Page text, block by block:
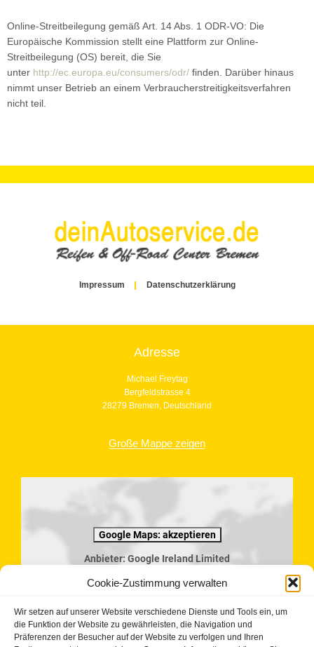
Cookie-Zustimmung verwalten
Wir setzen auf unserer Website verschiedene Dienste und Tools ein, um
die Funktion der Website zu gewährleisten, die Navigation und
Präferenzen der Besucher auf der Website zu verfolgen und Ihren
Online-Streitbeilegung gemäß Art. 14 Abs. 1 ODR-VO: Die
Europäische Kommission stellt eine Plattform zur Online-
Streitbeilegung (OS) bereit, die Sie
unter http://ec.europa.eu/consumers/odr/ finden. Darüber hinaus
nimmt unser Betrieb an einem Verbraucherstreitigkeitsverfahren
nicht teil.
Impressum Datenschutzerklärung
Adresse
Michael Freytag
Bergfeldstrasse 4
28279 Bremen, Deutschland
Große Mappe zeigen
Google Maps: akzeptieren
Anbieter: Google Ireland Limited
Daten an Google übermittelt, außerdem ist
es wahrscheinlich dass Google Daten (z.B.
https://policies.google.com/privacy?
hl=de&gl=de
APPOINTMENT